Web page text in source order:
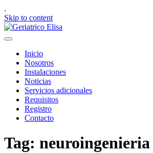
.
Skip to content
Inicio
Nosotros
Instalaciones
Noticias
Servicios adicionales
Requisitos
Registro
Contacto
Tag: neuroingenieria